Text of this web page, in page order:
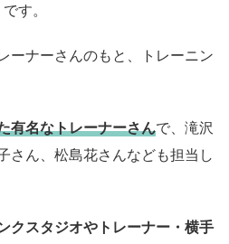
です。
ーナーさんのもと、トレーニン
有名なトレーナーさんで、滝沢
さん、松島花さんなども担当し
クスタジオやトレーナー・横手